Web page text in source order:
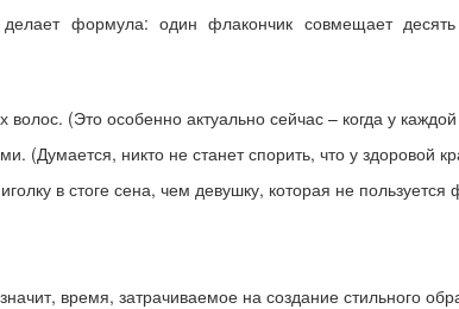
делает формула: один флакончик совмещает
волос. (Это особенно актуально сейчас – когда у
(Думается, никто не станет спорить, что у здоровой
в стоге сена, чем девушку, которая не
время, затрачиваемое на создание стильного